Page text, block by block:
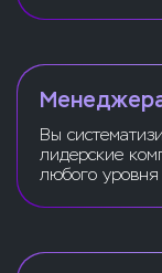
Вы
лидерские
любого уровня